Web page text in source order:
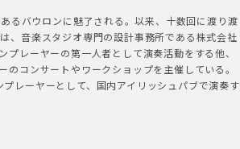
るバウロンに魅了される。以来、十数回に渡り渡
、音楽スタジオ専門の設計事務所である株式会社
レーヤーの第一人者として演奏活動をする他、
コンサートやワークショップを主催している。
レーヤーとして、国内アイリッシュパブで演奏す